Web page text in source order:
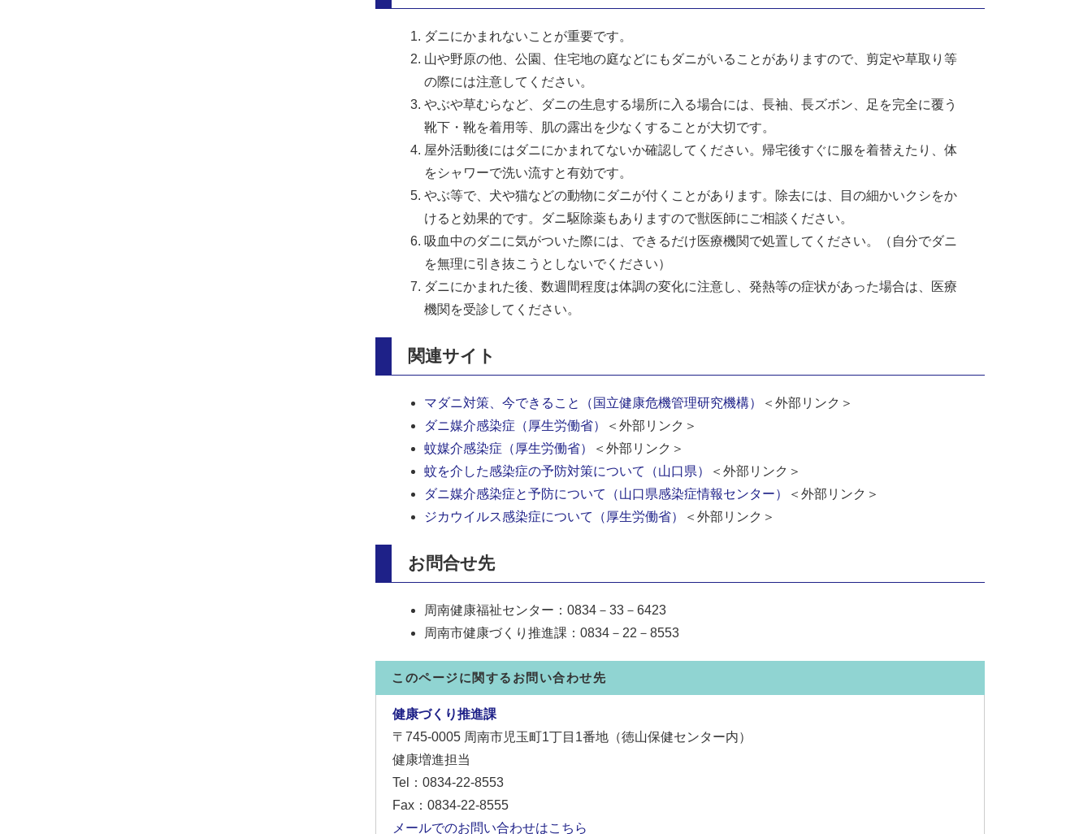
ダニにかまれないことが重要です。
山や野原の他、公園、住宅地の庭などにもダニがいることがありますので、剪定や草取り等
の際には注意してください。
やぶや草むらなど、ダニの生息する場所に入る場合には、長袖、長ズボン、足を完全に覆う
靴下・靴を着用等、肌の露出を少なくすることが大切です。
屋外活動後にはダニにかまれてないか確認してください。帰宅後すぐに服を着替えたり、体
をシャワーで洗い流すと有効です。
やぶ等で、犬や猫などの動物にダニが付くことがあります。除去には、目の細かいクシをか
けると効果的です。ダニ駆除薬もありますので獣医師にご相談ください。
吸血中のダニに気がついた際には、できるだけ医療機関で処置してください。（自分でダニ
を無理に引き抜こうとしないでください）
ダニにかまれた後、数週間程度は体調の変化に注意し、発熱等の症状があった場合は、医療
機関を受診してください。
関連サイト
マダニ対策、今できること（国立健康危機管理研究機構​）
＜外部リンク＞
ダニ媒介感染症（厚生労働省）
＜外部リンク＞
蚊媒介感染症（厚生労働省）
＜外部リンク＞
蚊を介した感染症の予防対策について（山口県）
＜外部リンク＞
ダニ媒介感染症と予防について（山口県感染症情報センター）
＜外部リンク＞
ジカウイルス感染症について（厚生労働省）
＜外部リンク＞
お問合せ先
周南健康福祉センター：0834－33－6423
周南市健康づくり推進課：0834－22－8553
このページに関するお問い合わせ先
健康づくり推進課
〒745-0005 周南市児玉町1丁目1番地（徳山保健センター内）
健康増進担当
Tel：0834-22-8553
Fax：0834-22-8555
メールでのお問い合わせはこちら